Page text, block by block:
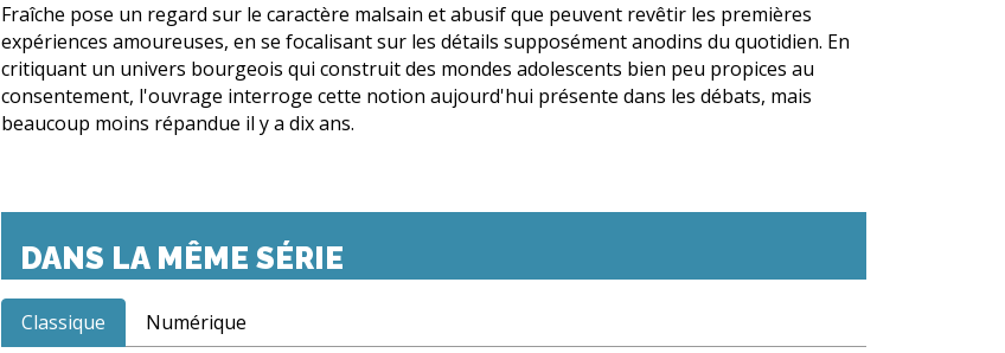
Fraîche pose un regard sur le caractère malsain et abusif que peuvent revêtir les premières
expériences amoureuses, en se focalisant sur les détails supposément anodins du quotidien. En
critiquant un univers bourgeois qui construit des mondes adolescents bien peu propices au
consentement, l'ouvrage interroge cette notion aujourd'hui présente dans les débats, mais
beaucoup moins répandue il y a dix ans.
DANS LA MÊME SÉRIE
Classique Numérique